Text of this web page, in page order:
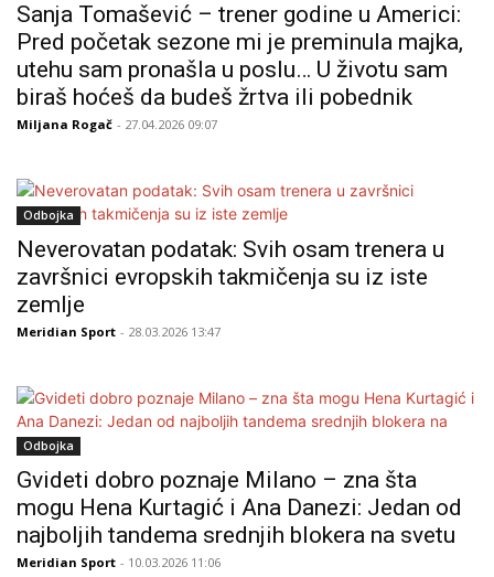
Sanja Tomašević – trener godine u Americi:
Pred početak sezone mi je preminula majka,
utehu sam pronašla u poslu… U životu sam
biraš hoćeš da budeš žrtva ili pobednik
Miljana Rogač - 27.04.2026 09:07
Odbojka
Neverovatan podatak: Svih osam trenera u
završnici evropskih takmičenja su iz iste
zemlje
Meridian Sport - 28.03.2026 13:47
Odbojka
Gvideti dobro poznaje Milano – zna šta
mogu Hena Kurtagić i Ana Danezi: Jedan od
najboljih tandema srednjih blokera na svetu
Meridian Sport - 10.03.2026 11:06